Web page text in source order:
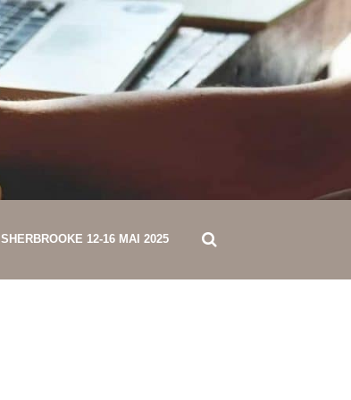
SHERBROOKE 12-16 MAI 2025